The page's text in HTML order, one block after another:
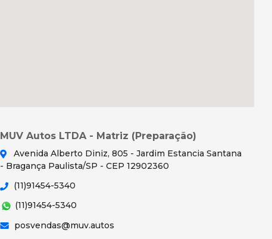
MUV Autos LTDA - Matriz (Preparação)
Avenida Alberto Diniz, 805 - Jardim Estancia Santana
- Bragança Paulista/SP - CEP 12902360
(11)91454-5340
(11)91454-5340
posvendas@muv.autos